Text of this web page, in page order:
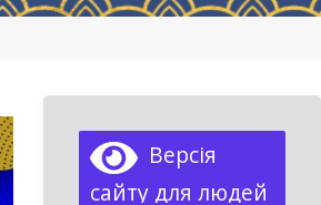
Версія
сайту для людей